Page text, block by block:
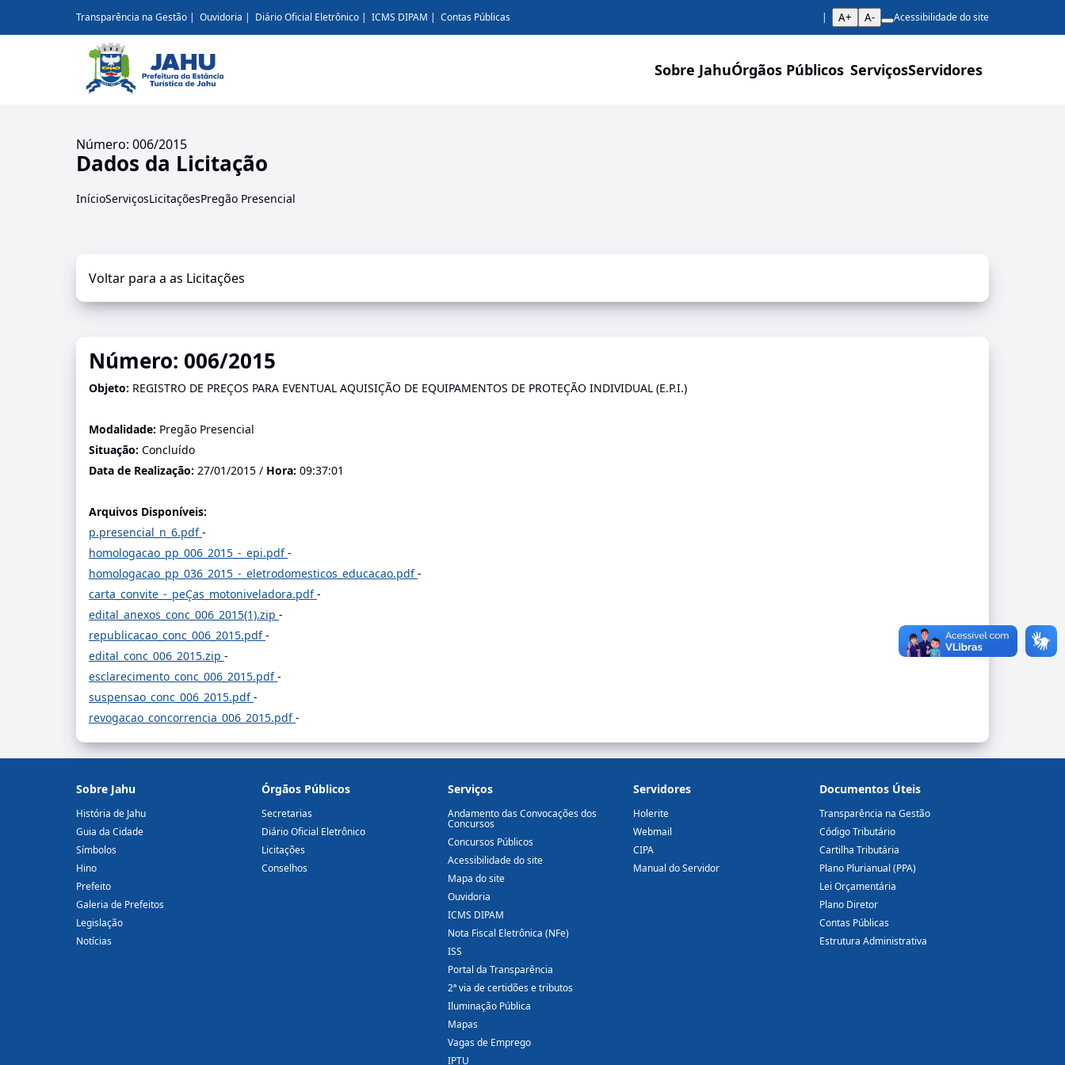
Transparência na Gestão Ouvidoria Diário Oficial Eletrônico ICMS DIPAM Contas Públicas A+ A- Acessibilidade do site
Sobre JahuÓrgãos Públicos ServiçosServidores
Número: 006/2015
Dados da Licitação
InícioServiçosLicitaçõesPregão Presencial
Voltar para a as Licitações
Número: 006/2015
Objeto: REGISTRO DE PREÇOS PARA EVENTUAL AQUISIÇÃO DE EQUIPAMENTOS DE PROTEÇÃO INDIVIDUAL (E.P.I.)
Modalidade: Pregão Presencial
Situação: Concluído
Data de Realização: 27/01/2015 / Hora: 09:37:01
Arquivos Disponíveis:
p.presencial_n_6.pdf-
homologacao_pp_006_2015_-_epi.pdf-
homologacao_pp_036_2015_-_eletrodomesticos_educacao.pdf-
carta_convite_-_peÇas_motoniveladora.pdf-
edital_anexos_conc_006_2015(1).zip -
republicacao_conc_006_2015.pdf-
edital_conc_006_2015.zip -
esclarecimento_conc_006_2015.pdf-
suspensao_conc_006_2015.pdf-
revogacao_concorrencia_006_2015.pdf-
Sobre Jahu
História de Jahu
Guia da Cidade
Símbolos
Hino
Prefeito
Galeria de Prefeitos
Legislação
Notícias
Órgãos Públicos
Secretarias
Diário Oficial Eletrônico
Licitações
Conselhos
Serviços
Andamento das Convocações dos
Concursos
Concursos Públicos
Acessibilidade do site
Mapa do site
Ouvidoria
ICMS DIPAM
Nota Fiscal Eletrônica (NFe)
ISS
Portal da Transparência
2ª via de certidões e tributos
Iluminação Pública
Mapas
Vagas de Emprego
IPTU
Servidores
Holerite
Webmail
CIPA
Manual do Servidor
Documentos Úteis
Transparência na Gestão
Código Tributário
Cartilha Tributária
Plano Plurianual (PPA)
Lei Orçamentária
Plano Diretor
Contas Públicas
Estrutura Administrativa